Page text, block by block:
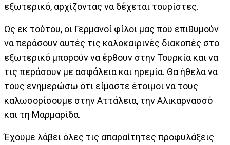
εξωτερικό, αρχίζοντας να δέχεται τουρίστες.
Ως εκ τούτου, οι Γερμανοί φίλοι μας που επιθυμούν
να περάσουν αυτές τις καλοκαιρινές διακοπές στο
εξωτερικό μπορούν να έρθουν στην Τουρκία και να
τις περάσουν με ασφάλεια και ηρεμία. Θα ήθελα να
τους ενημερώσω ότι είμαστε έτοιμοι να τους
καλωσορίσουμε στην Αττάλεια, την Αλικαρνασσό
και τη Μαρμαρίδα.
Έχουμε λάβει όλες τις απαραίτητες προφυλάξεις